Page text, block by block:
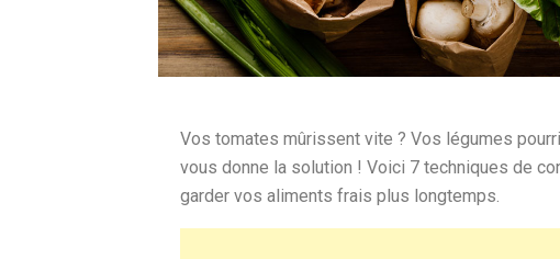
Vos tomates mûrissent vite ? Vos légumes
vous donne la solution ! Voici 7 techniques de
garder vos aliments frais plus longtemps.